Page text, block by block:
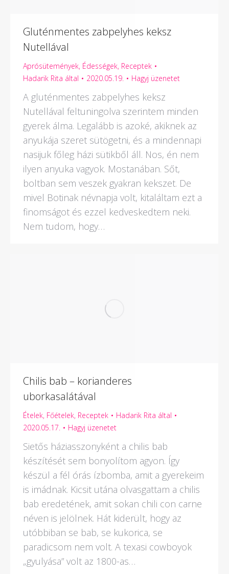
Gluténmentes zabpelyhes keksz
Nutellával
Aprósütemények, Édességek, Receptek
Hadarik Rita által 2020.05.19. Hagyj üzenetet
A gluténmentes zabpelyhes keksz
Nutellával feltuningolva szerintem minden
gyerek álma. Legalább is azoké, akiknek az
anyukája szeret sütögetni, és a mindennapi
nasijuk főleg házi sütikből áll. Nos, én nem
ilyen anyuka vagyok. Mostanában. Sőt,
boltban sem veszek gyakran kekszet. De
mivel Botinak névnapja volt, kitaláltam ezt a
finomságot és ezzel kedveskedtem neki.
Nem tudom, hogy…
Chilis bab – korianderes
uborkasalátával
Ételek, Főételek, Receptek Hadarik Rita által
2020.05.17.
Hagyj üzenetet
Sietős háziasszonyként a chilis bab
készítését sem bonyolítom agyon. Így
készül a fél órás ízbomba, amit a gyerekeim
is imádnak. Kicsit utána olvasgattam a chilis
bab eredetének, amit sokan chili con carne
néven is jelölnek. Hát kiderült, hogy az
utóbbiban se bab, se kukorica, se
paradicsom nem volt. A texasi cowboyok
„gyulyása” volt az 1800-as…